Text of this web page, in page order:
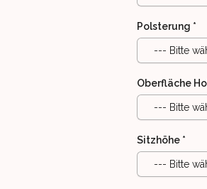
Polsterung *
--- Bitte
Oberfläche
--- Bitte
Sitzhöhe *
--- Bitte